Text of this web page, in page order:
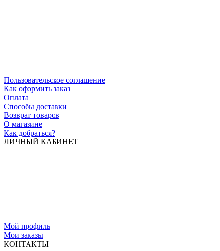
Пользовательское соглашение
Как оформить заказ
Оплата
Способы доставки
Возврат товаров
О магазине
Как добраться?
ЛИЧНЫЙ КАБИНЕТ
Мой профиль
Мои заказы
КОНТАКТЫ